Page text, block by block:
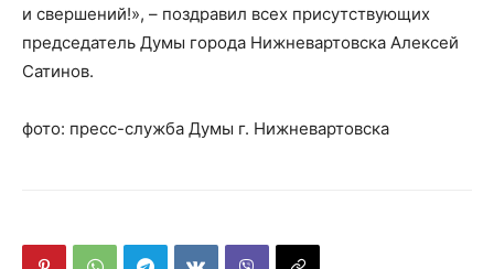
и свершений!», – поздравил всех присутствующих
председатель Думы города Нижневартовска Алексей
Сатинов.
фото: пресс-служба Думы г. Нижневартовска